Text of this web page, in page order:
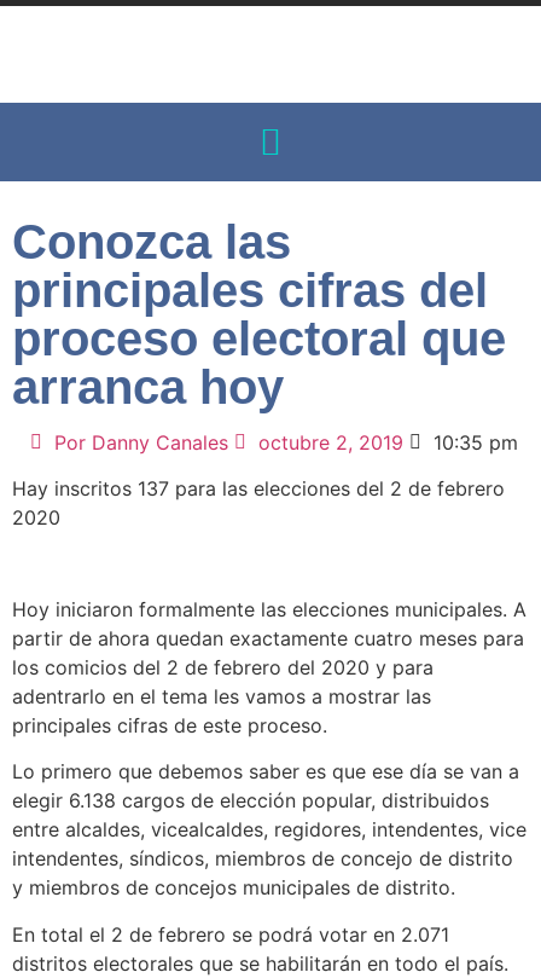
Conozca las
principales cifras del
proceso electoral que
arranca hoy
PorDanny Canales octubre 2, 2019
10:35 pm
Hay inscritos 137 para las elecciones del 2 de febrero
2020
Hoy iniciaron formalmente las elecciones municipales. A
partir de ahora quedan exactamente cuatro meses para
los comicios del 2 de febrero del 2020 y para
adentrarlo en el tema les vamos a mostrar las
principales cifras de este proceso.
Lo primero que debemos saber es que ese día se van a
elegir 6.138 cargos de elección popular, distribuidos
entre alcaldes, vicealcaldes, regidores, intendentes, vice
intendentes, síndicos, miembros de concejo de distrito
y miembros de concejos municipales de distrito.
En total el 2 de febrero se podrá votar en 2.071
distritos electorales que se habilitarán en todo el país.